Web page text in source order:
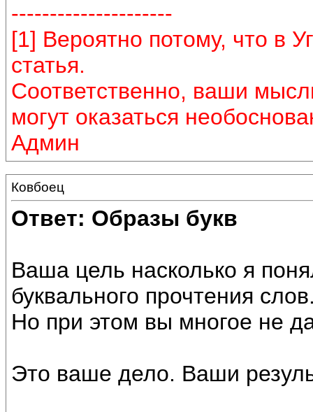
---------------------
[1] Вероятно потому, что в
статья.
Соответственно, ваши
могут оказаться
Админ
Ковбоец
Ответ: Образы букв
Ваша цель насколько я
буквального прочтения
Но при этом вы многое не
Это ваше дело. Ваши